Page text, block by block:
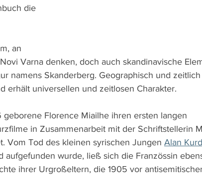
die
an
Varna denken, doch auch skandinavische
namens Skanderberg. Geographisch und
erhält universellen und zeitlosen Charakter.
Florence Miailhe ihren ersten langen
in Zusammenarbeit mit der Schriftstellerin
Vom Tod des kleinen syrischen Jungen Alan
aufgefunden wurde, ließ sich die Französsin
ihrer Urgroßeltern, die 1905 vor